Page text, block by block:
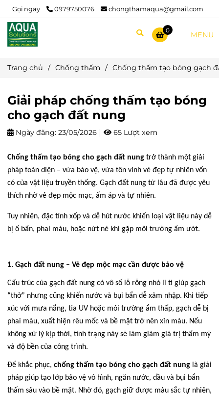
Gọi ngay 0979750076 chongthamaqua@gmail.com
0
MENU
Trang chủ / Chống thấm / Chống thấm tạo bóng gạch
Giải pháp chống thấm tạo bóng
cho gạch đất nung
Ngày đăng: 23/05/2026 65 Lượt xem
Chống thấm tạo bóng cho gạch đất nung trở thành một giải
pháp toàn diện – vừa bảo vệ, vừa tôn vinh vẻ đẹp tự nhiên vốn
có của vật liệu truyền thống. Gạch đất nung từ lâu đã được yêu
thích nhờ vẻ đẹp mộc mạc, ấm áp và tự nhiên.
Tuy nhiên, đặc tính xốp và dễ hút nước khiến loại vật liệu này dễ
bị ố bẩn, phai màu, hoặc nứt nẻ khi gặp môi trường ẩm ướt.
1. Gạch đất nung – Vẻ đẹp mộc mạc cần được bảo vệ
Cấu trúc của gạch đất nung có vô số lỗ rỗng nhỏ li ti giúp gạch
“thở” nhưng cũng khiến nước và bụi bẩn dễ xâm nhập. Khi tiếp
xúc với mưa nắng, tia UV hoặc môi trường ẩm thấp, gạch dễ bị
phai màu, xuất hiện rêu mốc và bề mặt trở nên xỉn màu. Nếu
không xử lý kịp thời, tình trạng này sẽ làm giảm giá trị thẩm mỹ
và độ bền của công trình.
Để khắc phục, chống thấm tạo bóng cho gạch đất nung là giải
pháp giúp tạo lớp bảo vệ vô hình, ngăn nước, dầu và bụi bẩn
thấm sâu vào bề mặt. Nhờ đó, gạch giữ được màu sắc tự nhiên,